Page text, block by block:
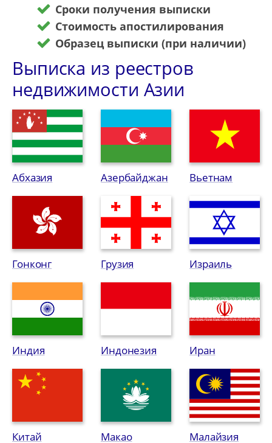
Сроки получения выписки
Стоимость апостилирования
Образец выписки (при наличии)
Выписка из реестров
недвижимости Азии
Абхазия Азербайджан Вьетнам
Гонконг Грузия Израиль
Индия Индонезия Иран
Китай Макао Малайзия